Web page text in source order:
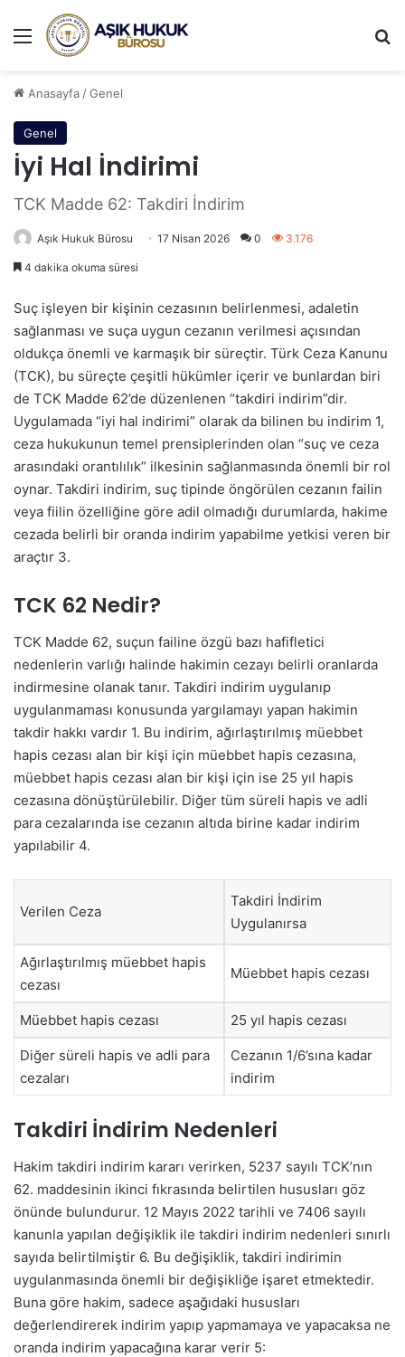
Menü
Anasayfa/Genel
Genel
İyi Hal İndirimi
TCK Madde 62: Takdiri İndirim
Aşık Hukuk Bürosu 17 Nisan 2026 0 3.176
4 dakika okuma süresi
Suç işleyen bir kişinin cezasının belirlenmesi, adaletin
sağlanması ve suça uygun cezanın verilmesi açısından
oldukça önemli ve karmaşık bir süreçtir. Türk Ceza Kanunu
(TCK), bu süreçte çeşitli hükümler içerir ve bunlardan biri
de TCK Madde 62’de düzenlenen “takdiri indirim”dir.
Uygulamada “iyi hal indirimi” olarak da bilinen bu indirim 1,
ceza hukukunun temel prensiplerinden olan “suç ve ceza
arasındaki orantılılık” ilkesinin sağlanmasında önemli bir rol
oynar. Takdiri indirim, suç tipinde öngörülen cezanın failin
veya fiilin özelliğine göre adil olmadığı durumlarda, hakime
cezada belirli bir oranda indirim yapabilme yetkisi veren bir
araçtır 3.
TCK 62 Nedir?
TCK Madde 62, suçun failine özgü bazı hafifletici
nedenlerin varlığı halinde hakimin cezayı belirli oranlarda
indirmesine olanak tanır. Takdiri indirim uygulanıp
uygulanmaması konusunda yargılamayı yapan hakimin
takdir hakkı vardır 1. Bu indirim, ağırlaştırılmış müebbet
hapis cezası alan bir kişi için müebbet hapis cezasına,
müebbet hapis cezası alan bir kişi için ise 25 yıl hapis
cezasına dönüştürülebilir. Diğer tüm süreli hapis ve adli
para cezalarında ise cezanın altıda birine kadar indirim
yapılabilir 4.
Verilen Ceza
Takdiri İndirim
Uygulanırsa
Ağırlaştırılmış müebbet hapis
cezası
Müebbet hapis cezası
Müebbet hapis cezası 25 yıl hapis cezası
Diğer süreli hapis ve adli para
cezaları
Cezanın 1/6’sına kadar
indirim
Takdiri İndirim Nedenleri
Hakim takdiri indirim kararı verirken, 5237 sayılı TCK’nın
62. maddesinin ikinci fıkrasında belirtilen hususları göz
önünde bulundurur. 12 Mayıs 2022 tarihli ve 7406 sayılı
kanunla yapılan değişiklik ile takdiri indirim nedenleri sınırlı
sayıda belirtilmiştir 6. Bu değişiklik, takdiri indirimin
uygulanmasında önemli bir değişikliğe işaret etmektedir.
Buna göre hakim, sadece aşağıdaki hususları
değerlendirerek indirim yapıp yapmamaya ve yapacaksa ne
oranda indirim yapacağına karar verir 5: